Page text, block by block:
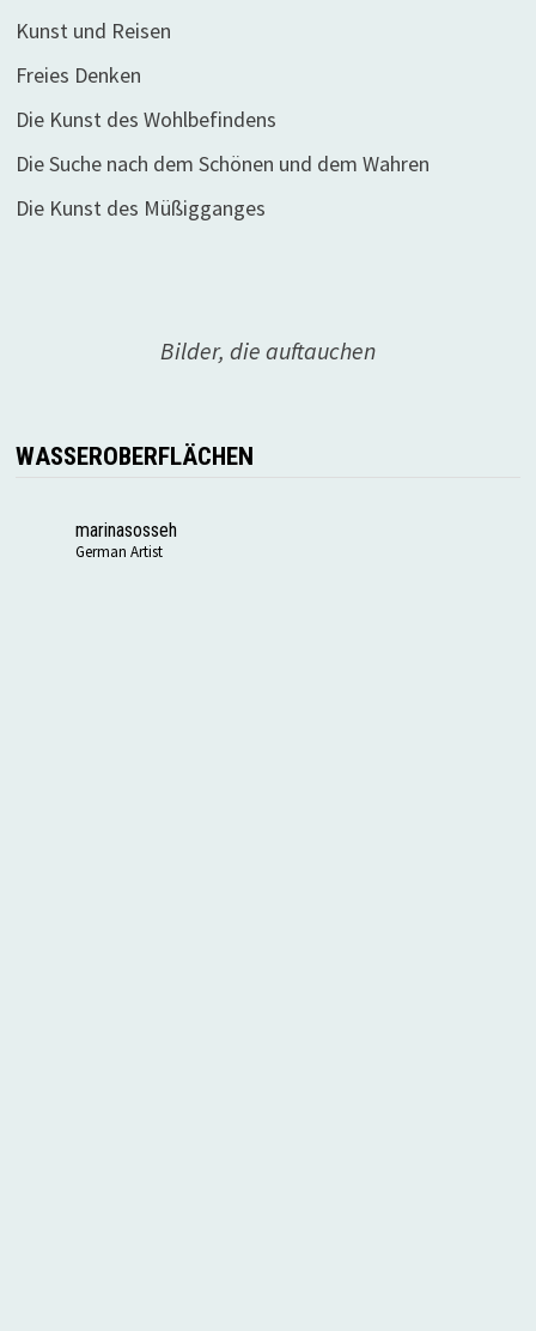
Kunst und Reisen
Freies Denken
Die Kunst des Wohlbefindens
Die Suche nach dem Schönen und dem Wahren
Die Kunst des Müßigganges
Bilder, die auftauchen
WASSEROBERFLÄCHEN
marinasosseh
German Artist